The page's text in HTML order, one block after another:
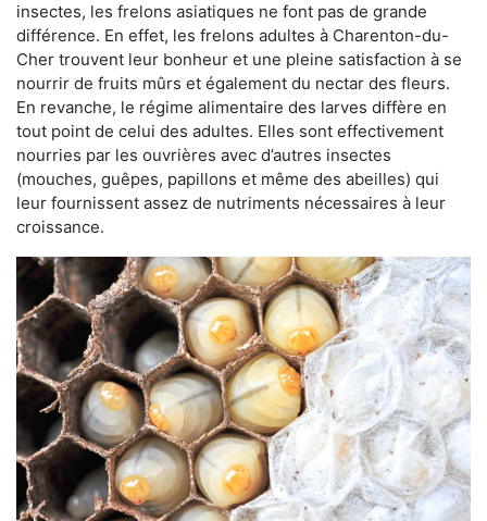
insectes, les frelons asiatiques ne font pas de grande
différence. En effet, les frelons adultes à Charenton-du-
Cher trouvent leur bonheur et une pleine satisfaction à se
nourrir de fruits mûrs et également du nectar des fleurs.
En revanche, le régime alimentaire des larves diffère en
tout point de celui des adultes. Elles sont effectivement
nourries par les ouvrières avec d’autres insectes
(mouches, guêpes, papillons et même des abeilles) qui
leur fournissent assez de nutriments nécessaires à leur
croissance.